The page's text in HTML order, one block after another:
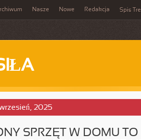
Nasze Nowe Redakcja Spis
2025
SPRZĘT W DOMU TO